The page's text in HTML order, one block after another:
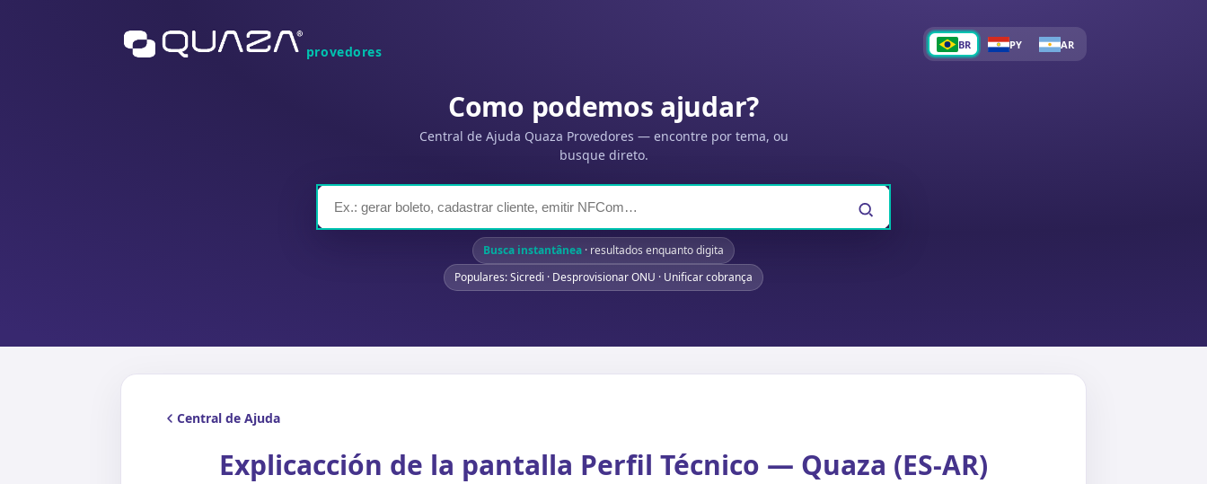
provedores BR PY AR
Como podemos ajudar?
Central de Ajuda Quaza Provedores — encontre por tema, ou
busque direto.
Busca instantânea · resultados enquanto digita
Populares: Sicredi · Desprovisionar ONU · Unificar cobrança
Central de Ajuda
Explicacción de la pantalla Perfil Técnico — Quaza (ES-AR)